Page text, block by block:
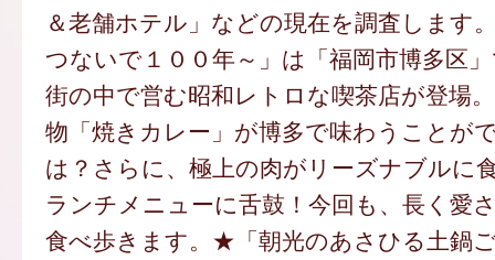
＆老舗ホテル」などの現在を調査します
つないで１００年～」は「福岡市博多区
街の中で営む昭和レトロな喫茶店が登場
物「焼きカレー」が博多で味わうことが
は？さらに、極上の肉がリーズナブルに
ランチメニューに舌鼓！今回も、長く愛
食べ歩きます。★「朝光のあさひる土鍋